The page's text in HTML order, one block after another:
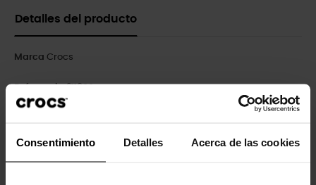
Consentimiento Detalles Acerca de las cookies
Detalles del producto
Marca Crocs
Referencia 211800
Los clientes que compraron este